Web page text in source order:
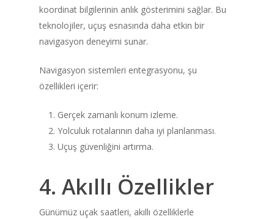
koordinat bilgilerinin anlık gösterimini sağlar. Bu
teknolojiler, uçuş esnasında daha etkin bir
navigasyon deneyimi sunar.
Navigasyon sistemleri entegrasyonu, şu
özellikleri içerir:
Gerçek zamanlı konum izleme.
Yolculuk rotalarının daha iyi planlanması.
Uçuş güvenliğini artırma.
4. Akıllı Özellikler
Günümüz uçak saatleri, akıllı özelliklerle